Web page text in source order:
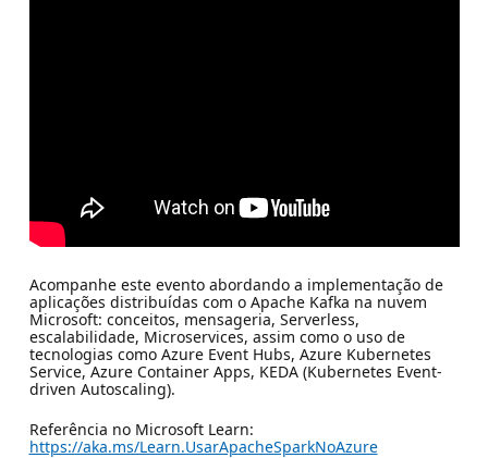
Acompanhe este evento abordando a implementação de
aplicações distribuídas com o Apache Kafka na nuvem
Microsoft: conceitos, mensageria, Serverless,
escalabilidade, Microservices, assim como o uso de
tecnologias como Azure Event Hubs, Azure Kubernetes
Service, Azure Container Apps, KEDA (Kubernetes Event-
driven Autoscaling).
Referência no Microsoft Learn:
https://aka.ms/Learn.UsarApacheSparkNoAzure